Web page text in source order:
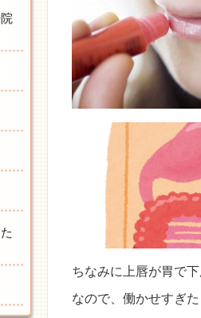
ちなみに上唇が胃で
なので、働かせすぎ